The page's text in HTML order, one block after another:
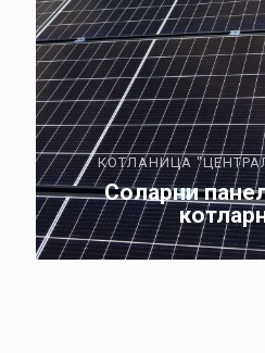
КОТЛАНИЦА
Соларни